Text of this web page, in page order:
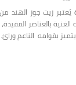
زيت جوز الهند
بالعناصر
بقوامه الناعم